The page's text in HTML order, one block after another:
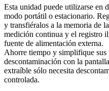
Esta unidad puede utilizarse en
modo portátil o estacionario.
y transfiéralos a la memoria de
medición continua y el registro
fuente de alimentación externa.
Ahorre tiempo y simplifique sus
descontaminación con la
extraíble sólo necesita
controlada.